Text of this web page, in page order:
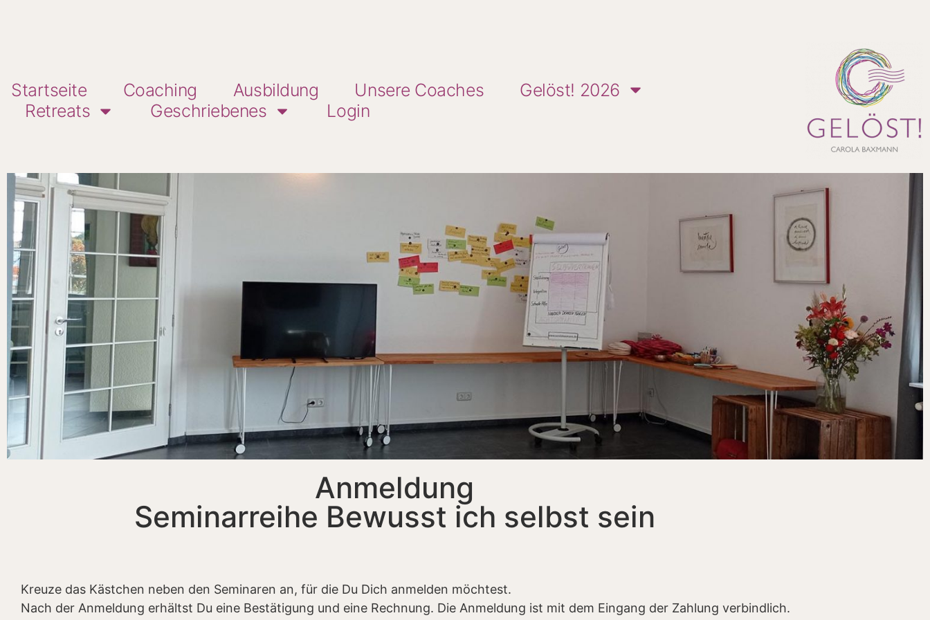
Startseite Coaching Ausbildung Unsere Coaches
Gelöst! 2026
Retreats
Geschriebenes Login
Anmeldung
Seminarreihe Bewusst ich selbst sein
Kreuze das Kästchen neben den Seminaren an, für die Du Dich anmelden möchtest.
Nach der Anmeldung erhältst Du eine Bestätigung und eine Rechnung. Die Anmeldung ist mit dem Eingang der Zahlung verbindlich.